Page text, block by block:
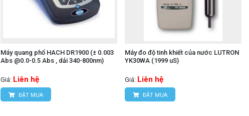
Máy quang phổ HACH DR1900 (± 0.003
Abs @0.0-0.5 Abs , dải 340-800nm)
Giá: Liên hệ
ĐẶT MUA
Máy đo độ tinh khiết của nước LUTRON
YK30WA (1999 uS)
Giá: Liên hệ
ĐẶT MUA